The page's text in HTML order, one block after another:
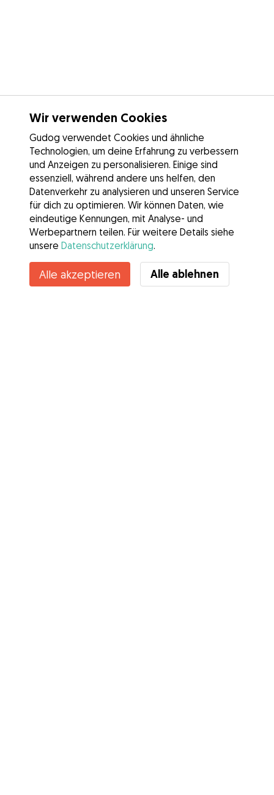
Wir verwenden Cookies
Gudog verwendet Cookies und ähnliche
Technologien, um deine Erfahrung zu verbessern
und Anzeigen zu personalisieren. Einige sind
essenziell, während andere uns helfen, den
Datenverkehr zu analysieren und unseren Service
für dich zu optimieren. Wir können Daten, wie
eindeutige Kennungen, mit Analyse- und
Werbepartnern teilen. Für weitere Details siehe
unsere Datenschutzerklärung.
Alle akzeptieren Alle ablehnen